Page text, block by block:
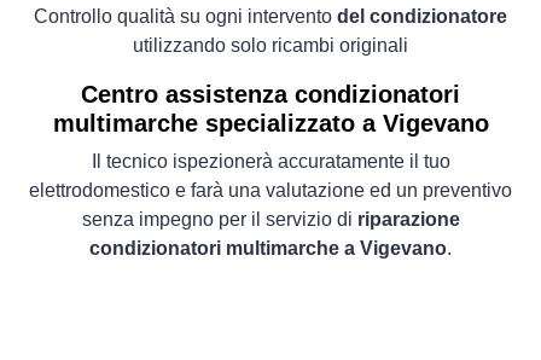
Controllo qualità su ogni intervento del condizionatore
utilizzando solo ricambi originali
Centro assistenza condizionatori
multimarche specializzato a Vigevano
Il tecnico ispezionerà accuratamente il tuo
elettrodomestico e farà una valutazione ed un preventivo
senza impegno per il servizio di riparazione
condizionatori multimarche a Vigevano.